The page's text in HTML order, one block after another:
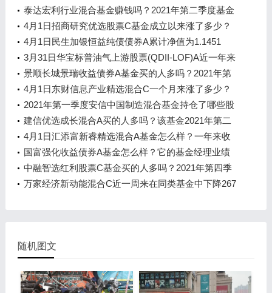
近一周来表现一般
泰达宏利行业混合基金赚钱吗？2021年第二季度基金
有哪些财务收入？
4月1日招商研究优选股票C基金成立以来涨了多少？
2021年第四季度基金行业怎么配置？
4月1日民生加银恒益纯债债券A累计净值为1.1451
元，2021年第二季度基金有哪些财务收入？
3月31日华宝标普油气上游股票(QDII-LOF)A近一年来
表现优秀，基金2021年第三季度表现如何？
景顺长城景瑞收益债券A基金买的人多吗？2021年第
二季度基金有哪些财务收入？
4月1日东财信息产业精选混合C一个月来涨了多少？
该基金现任经理是谁？
2021年第一季度安信中国制造混合基金持仓了哪些股
票和债券？2021年第二季度主要买入哪些股票？
建信优选成长混合A买的人多吗？该基金2021年第二
季度利润如何？
4月1日汇添富新睿精选混合A基金怎么样？一年来收
益5.31%
国富强化收益债券A基金怎么样？它的基金经理业绩
如何？
中融智选红利股票C基金买的人多吗？2021年第四季
度基金行业怎么配置？
万家经济新动能混合C近一周来在同类基金中下降267
随机图文